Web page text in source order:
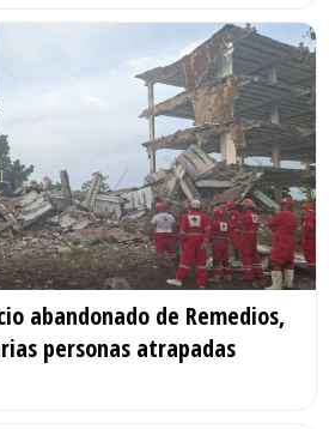
abandonado de Remedios,
personas atrapadas